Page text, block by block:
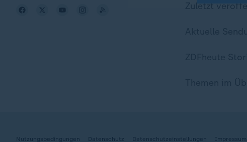
Zuletzt
Nutzungsbedingungen Datenschutz Datenschutzeinstellungen Impressum